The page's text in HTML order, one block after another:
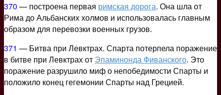
370 — построена первая римская дорога. Она шла от
Рима до Альбанских холмов и использовалась главным
образом для перевозки военных грузов.
371 — Битва при Левктрах. Спарта потерпела поражение
в битве при Левктрах от Эпаминонда Фиванского. Это
поражение разрушило миф о непобедимости Спарты и
положило конец гегемонии Спарты над Грецией.